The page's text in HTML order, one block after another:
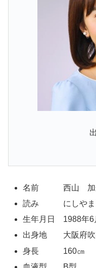
名前 西山 加
読み にしやま
生年月日 1988年6
出身地 大阪府吹
身長 160㎝